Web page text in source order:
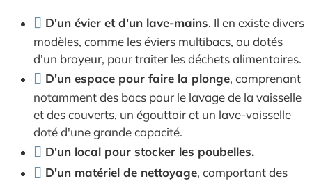
D'un évier et d'un lave-mains. Il en existe divers
modèles, comme les éviers multibacs, ou dotés
d'un broyeur, pour traiter les déchets alimentaires.
D'un espace pour faire la plonge, comprenant
notamment des bacs pour le lavage de la vaisselle
et des couverts, un égouttoir et un lave-vaisselle
doté d'une grande capacité.
D'un local pour stocker les poubelles.
D'un matériel de nettoyage, comportant des